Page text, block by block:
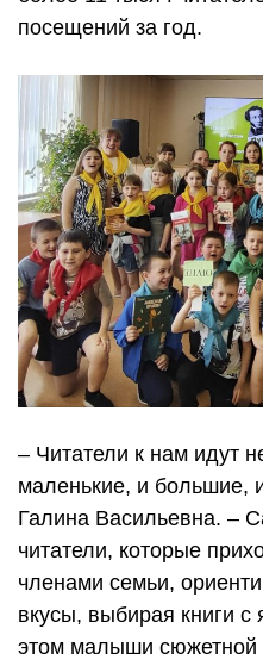
посещений за год.
– Читатели к нам идут
маленькие, и большие,
Галина Васильевна. –
читатели, которые
членами семьи,
вкусы, выбирая книги с
этом малыши сюжетной